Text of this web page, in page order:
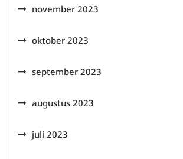
november 2023
oktober 2023
september 2023
augustus 2023
juli 2023